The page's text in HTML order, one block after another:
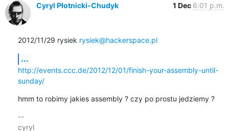
Cyryl Płotnicki-Chudyk 1 Dec 6:01 p.m.
2012/11/29 rysiek rysiek@hackerspace.pl
...
http://events.ccc.de/2012/12/01/finish-your-assembly-until-
sunday/
hmm to robimy jakies assembly ? czy po prostu jedziemy ?
--
cyryl